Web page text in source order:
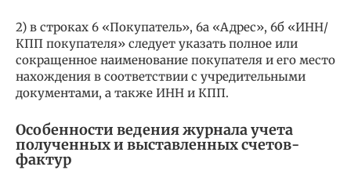
2) в строках 6 «Покупатель», 6а «Адрес», 6б «ИНН/
КПП покупателя» следует указать полное или
сокращенное наименование покупателя и его место
нахождения в соответствии с учредительными
документами, а также ИНН и КПП.
Особенности ведения журнала учета
полученных и выставленных счетов-
фактур